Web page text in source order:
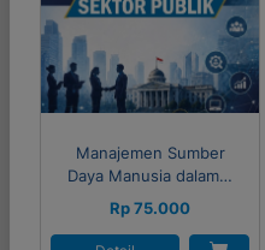
Manajemen Sumber
Daya Manusia dalam…
Rp 75.000